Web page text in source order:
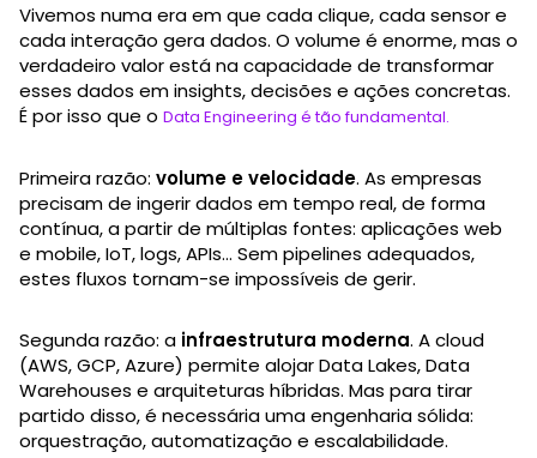
Vivemos numa era em que cada clique, cada sensor e
cada interação gera dados. O volume é enorme, mas o
verdadeiro valor está na capacidade de transformar
esses dados em insights, decisões e ações concretas.
É por isso que o Data Engineering é tão fundamental.
Primeira razão: volume e velocidade. As empresas
precisam de ingerir dados em tempo real, de forma
contínua, a partir de múltiplas fontes: aplicações web
e mobile, IoT, logs, APIs… Sem pipelines adequados,
estes fluxos tornam-se impossíveis de gerir.
Segunda razão: a infraestrutura moderna. A cloud
(AWS, GCP, Azure) permite alojar Data Lakes, Data
Warehouses e arquiteturas híbridas. Mas para tirar
partido disso, é necessária uma engenharia sólida:
orquestração, automatização e escalabilidade.